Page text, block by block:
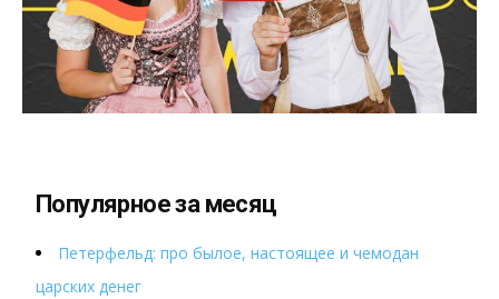
Популярное за месяц
Петерфельд: про былое, настоящее и чемодан
царских денег